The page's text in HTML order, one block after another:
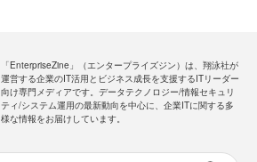
「EnterpriseZine」（エンタープライズジン）は、翔泳社が
運営する企業のIT活用とビジネス成長を支援するITリーダー
向け専門メディアです。データテクノロジー/情報セキュリ
ティ/システム運用の最新動向を中心に、企業ITに関する多
様な情報をお届けしています。